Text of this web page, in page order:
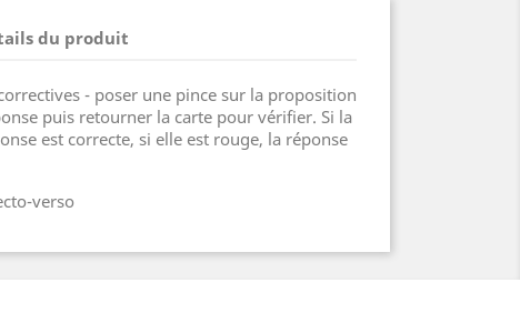
du produit
- poser une pince sur la proposition
puis retourner la carte pour vérifier. Si la
est correcte, si elle est rouge, la réponse
verso